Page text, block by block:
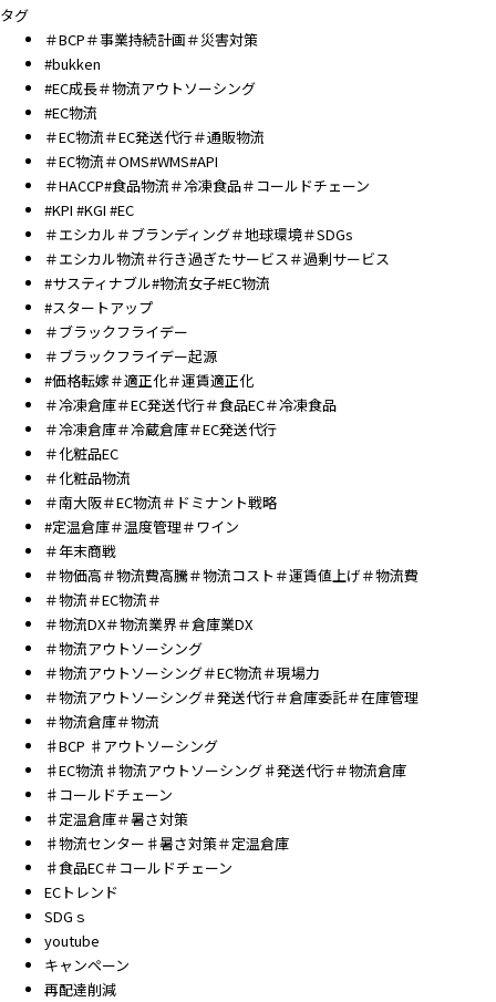
タグ
＃BCP＃事業持続計画＃災害対策
#bukken
#EC成長＃物流アウトソーシング
#EC物流
＃EC物流＃EC発送代行＃通販物流
＃EC物流＃OMS#WMS#API
＃HACCP#食品物流＃冷凍食品＃コールドチェーン
#KPI #KGI #EC
＃エシカル＃ブランディング＃地球環境＃SDGs
＃エシカル物流＃行き過ぎたサービス＃過剰サービス
#サスティナブル#物流女子#EC物流
#スタートアップ
＃ブラックフライデー
＃ブラックフライデー起源
#価格転嫁＃適正化＃運賃適正化
＃冷凍倉庫＃EC発送代行＃食品EC＃冷凍食品
＃冷凍倉庫＃冷蔵倉庫＃EC発送代行
＃化粧品EC
＃化粧品物流
＃南大阪＃EC物流＃ドミナント戦略
#定温倉庫＃温度管理＃ワイン
＃年末商戦
＃物価高＃物流費高騰＃物流コスト＃運賃値上げ＃物流費
＃物流＃EC物流＃
＃物流DX＃物流業界＃倉庫業DX
＃物流アウトソーシング
＃物流アウトソーシング＃EC物流＃現場力
＃物流アウトソーシング＃発送代行＃倉庫委託＃在庫管理
＃物流倉庫＃物流
♯BCP ♯アウトソーシング
♯EC物流♯物流アウトソーシング♯発送代行＃物流倉庫
♯コールドチェーン
♯定温倉庫＃暑さ対策
♯物流センター♯暑さ対策＃定温倉庫
♯食品EC＃コールドチェーン
ECトレンド
SDGｓ
youtube
キャンペーン
再配達削減